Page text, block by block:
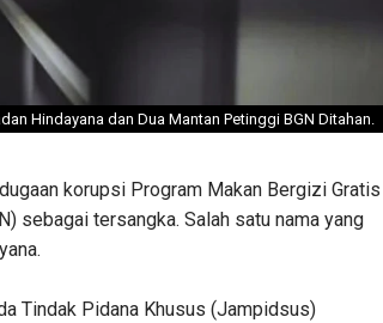
Hindayana dan Dua Mantan Petinggi BGN Ditahan.
korupsi Program Makan Bergizi Gratis
sebagai tersangka. Salah satu nama yang
Tindak Pidana Khusus (Jampidsus)